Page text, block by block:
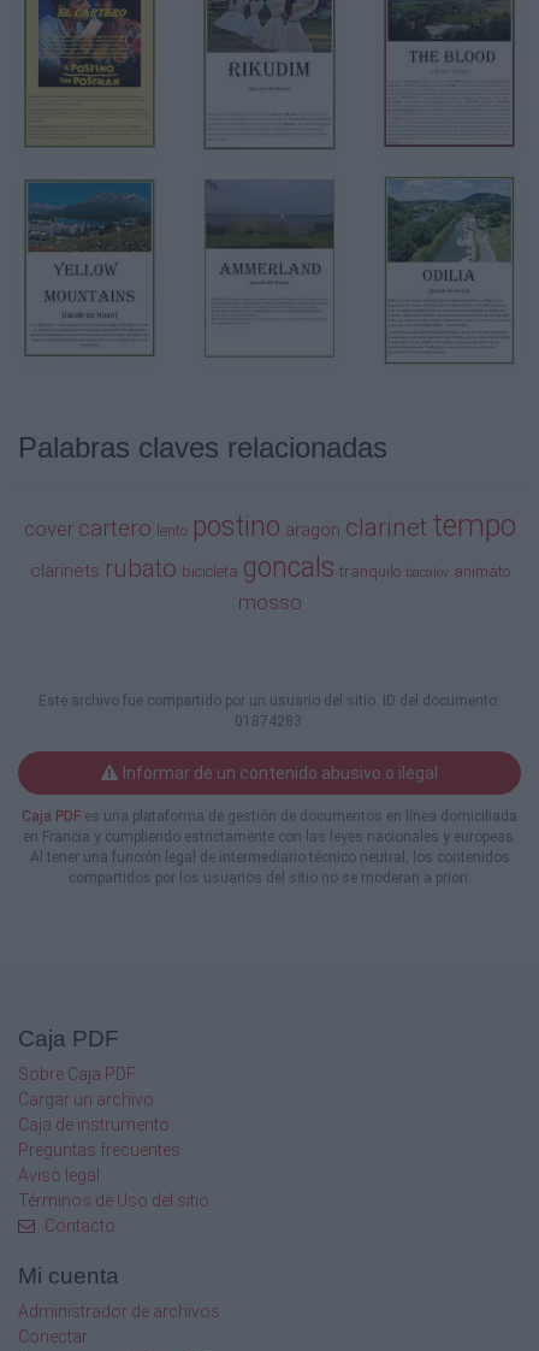

 
6
Cl. 1

  Tranquilo












 



Palabras claves relacionadas
cover cartero lento postino aragon clarinet tempo
clarinets rubato bicicleta goncals tranquilo bacalov animato
mosso
Este archivo fue compartido por un usuario del sitio. ID del documento:
01874283.
Informar de un contenido abusivo o ilegal
Caja PDF es una plataforma de gestión de documentos en línea domiciliada
en Francia y cumpliendo estrictamente con las leyes nacionales y europeas.
Al tener una función legal de intermediario técnico neutral, los contenidos
compartidos por los usuarios del sitio no se moderan a priori.
Caja PDF
Sobre Caja PDF
Cargar un archivo
Caja de instrumento
Preguntas frecuentes
Aviso legal
Términos de Uso del sitio
Contacto
Mi cuenta
Administrador de archivos
Conectar